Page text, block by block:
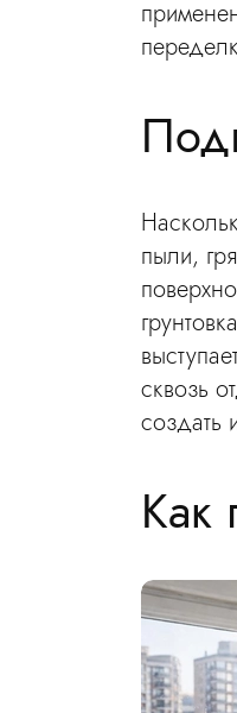
пыли,
сквозь
создать
Как